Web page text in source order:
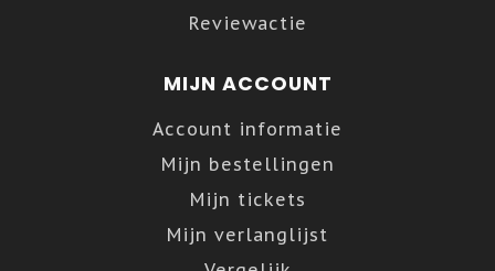
Reviewactie
MIJN ACCOUNT
Account informatie
Mijn bestellingen
Mijn tickets
Mijn verlanglijst